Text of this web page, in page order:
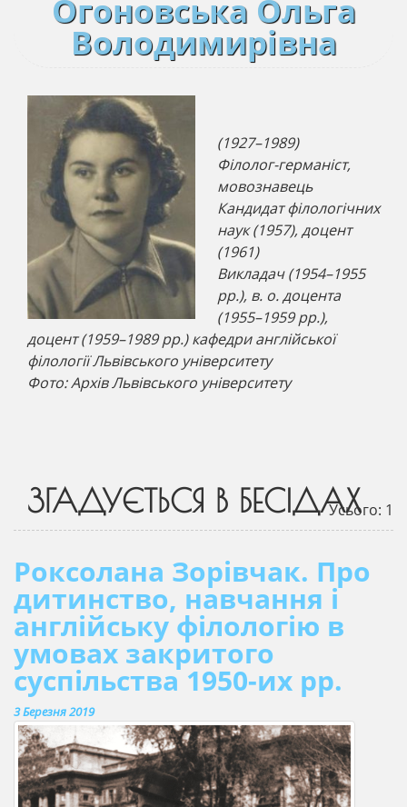
Огоновська Ольга
Володимирівна
(1927–1989)
Філолог-германіст,
мовознавець
Кандидат філологічних
наук (1957), доцент
(1961)
Викладач (1954–1955
рр.), в. о. доцента
(1955–1959 рр.),
доцент (1959–1989 рр.) кафедри англійської
філології Львівського університету
Фото: Архів Львівського університету
ЗГАДУЄТЬСЯ В БЕСІДАХУсього: 1
Роксолана Зорівчак. Про
дитинство, навчання і
англійську філологію в
умовах закритого
суспільства 1950-их рр.
3 Березня 2019